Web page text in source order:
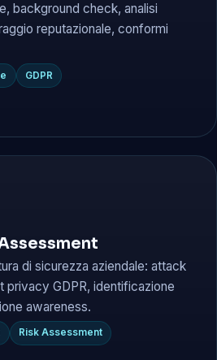
background check, analisi
reputazionale, conformi
GDPR
di sicurezza aziendale: attack
privacy GDPR, identificazione
awareness.
Risk Assessment